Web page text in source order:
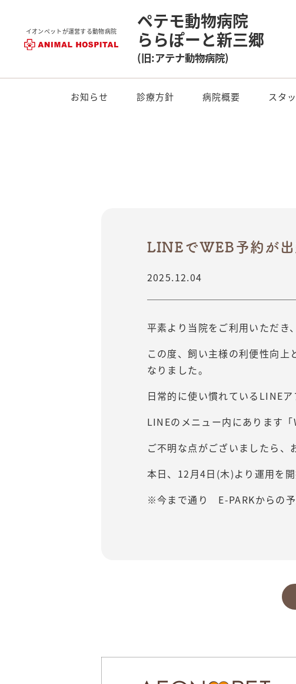
イオンペットが運営する動物病院
ペテモ動物病院
ららぽーと新三郷
(旧:アテナ動物病院)
お知らせ 診療方針 病院概要 スタ
LINEでWEB予約が出
2025.12.04
平素より当院をご利用いただき
この度、飼い主様の利便性向上と
なりました。
日常的に使い慣れているLINEア
LINEのメニュー内にあります
ご不明な点がございましたら、
本日、12月4日(木)より運用を開
※今まで通り E-PARKからの予